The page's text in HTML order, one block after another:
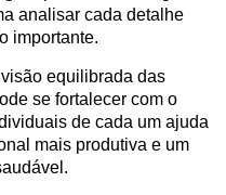
analisar cada detalhe
importante.
equilibrada das
se fortalecer com o
de cada um ajuda
mais produtiva e um